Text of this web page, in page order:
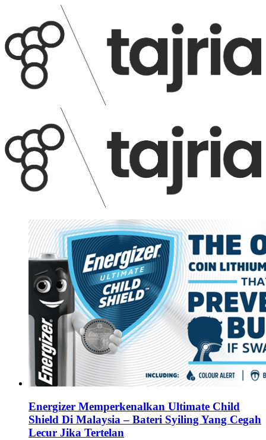
Energizer Memperkenalkan Ultimate Child
Shield Di Malaysia – Bateri Syiling Yang Cegah
Lecur Jika Tertelan